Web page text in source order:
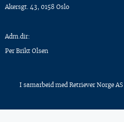
Akersgt. 43, 0158 Oslo
Adm.dir:
Per Brikt Olsen
I samarbeid med Retriever Norge AS